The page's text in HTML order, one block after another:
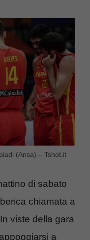
(Ansa) – Tshot.it
di sabato
chiamata a
viste della gara
a